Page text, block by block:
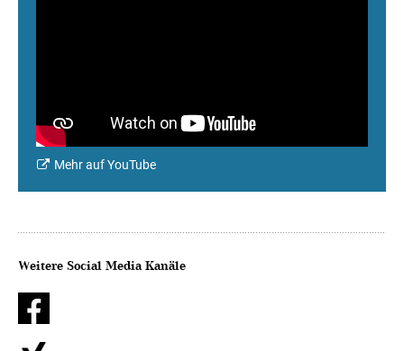
Mehr auf YouTube
Weitere Social Media Kanäle